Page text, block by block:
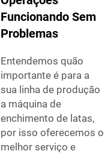
Funcionando Sem
Problemas
Entendemos quão
importante é para a
sua linha de produção
a máquina de
enchimento de latas,
por isso oferecemos o
melhor serviço e